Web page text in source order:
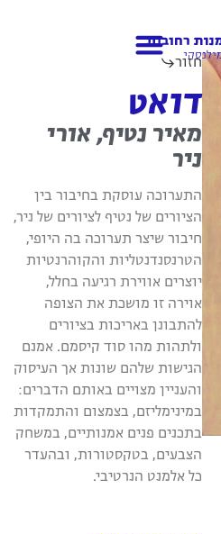
חזור
דואט
מאיר נטיף, אורי
ניר
התערוכה עוסקת בחיבור בין
הציורים של נטיף לציורים של ניר,
חיבור שיצר תערוכה בה היופי,
הטרנסנדנטליות והקוהרנטיות
יוצרים אווירת רגיעה בחלל,
אוירה זו מושכת את הצופה
להתבונן באריכות בציורים
ולתהות מהו סוד קיסמם. אמנם
הגישות שלהם שונות אך העיסוק
והעניין מצויים באותם הדברים:
במינימליזם, בצמצום והתמקדות
בתכנים פנים אמנותיים, במשחק
הצבעים, בטקסטורות, ובהעדר
כל אלמנט הנרטיבי.